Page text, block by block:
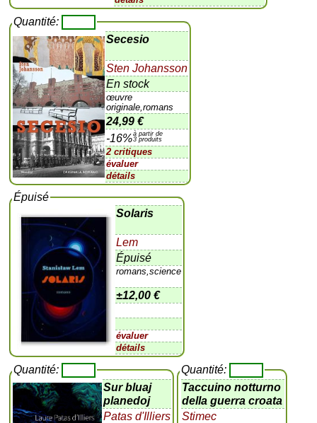
Quantité:
Secesio
Sten Johansson
En stock
œuvre
originale,romans
24,99 €
-16%à partir de
3 produits
2 critiques
évaluer
détails
Épuisé
Solaris
Lem
Épuisé
romans,science
±12,00 €
évaluer
détails
Quantité:
Sur bluaj
planedoj
Patas d'Illiers
Quantité:
Taccuino notturno
della guerra croata
Stimec